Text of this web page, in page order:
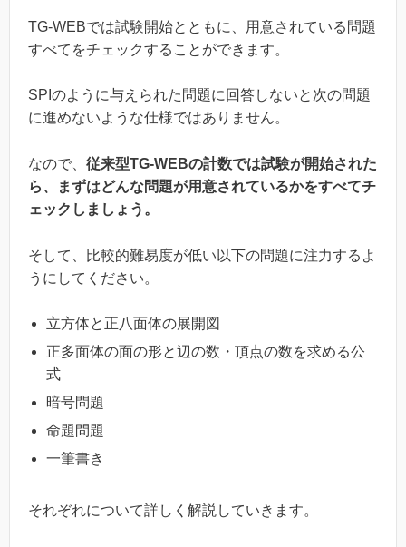
TG-WEBでは試験開始とともに、用意されている問題
すべてをチェックすることができます。
SPIのように与えられた問題に回答しないと次の問題
に進めないような仕様ではありません。
なので、 従来型TG-WEBの計数では試験が開始された
ら、まずはどんな問題が用意されているかをすべてチ
ェックしましょう。
そして、比較的難易度が低い以下の問題に注力するよ
うにしてください。
立方体と正八面体の展開図
正多面体の面の形と辺の数・頂点の数を求める公
式
暗号問題
命題問題
一筆書き
それぞれについて詳しく解説していきます。